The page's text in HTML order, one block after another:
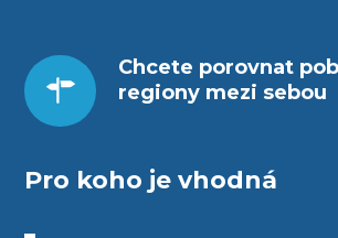
Chcete porovnat
regiony mezi sebou
Pro koho je vhodná